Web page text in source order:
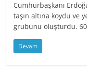
Cumhurbaşkanı
taşın altına koydu ve
grubunu oluşturdu. 60
Devam